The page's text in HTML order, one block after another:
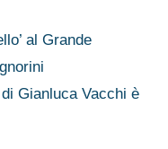
al Grande
Gianluca Vacchi è